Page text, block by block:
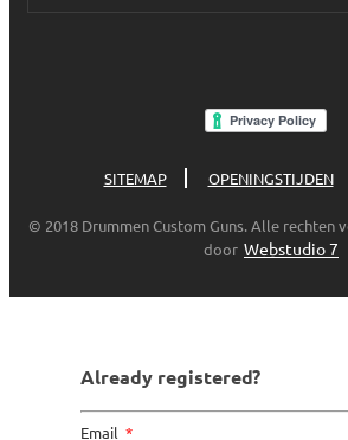
SITEMAP OPENINGSTIJDEN
© 2018 Drummen Custom Guns. Alle rechten
door Webstudio 7
Already registered?
Email